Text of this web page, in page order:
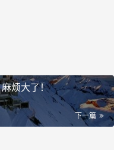
烦大了！
下一篇